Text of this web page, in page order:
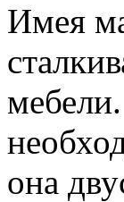
Имея
она